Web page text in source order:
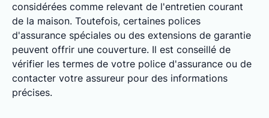
considérées comme relevant de l'entretien courant
de la maison. Toutefois, certaines polices
d'assurance spéciales ou des extensions de garantie
peuvent offrir une couverture. Il est conseillé de
vérifier les termes de votre police d'assurance ou de
contacter votre assureur pour des informations
précises.